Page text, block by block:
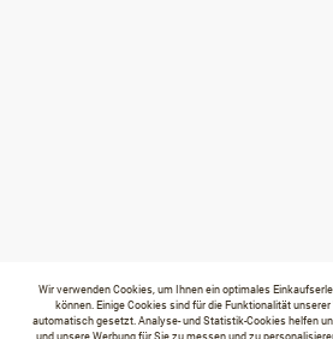
Wir verwenden Cookies, um Ihnen ein optimales
können. Einige Cookies sind für die Funktionalität
automatisch gesetzt. Analyse- und Statistik-Cookies helfen